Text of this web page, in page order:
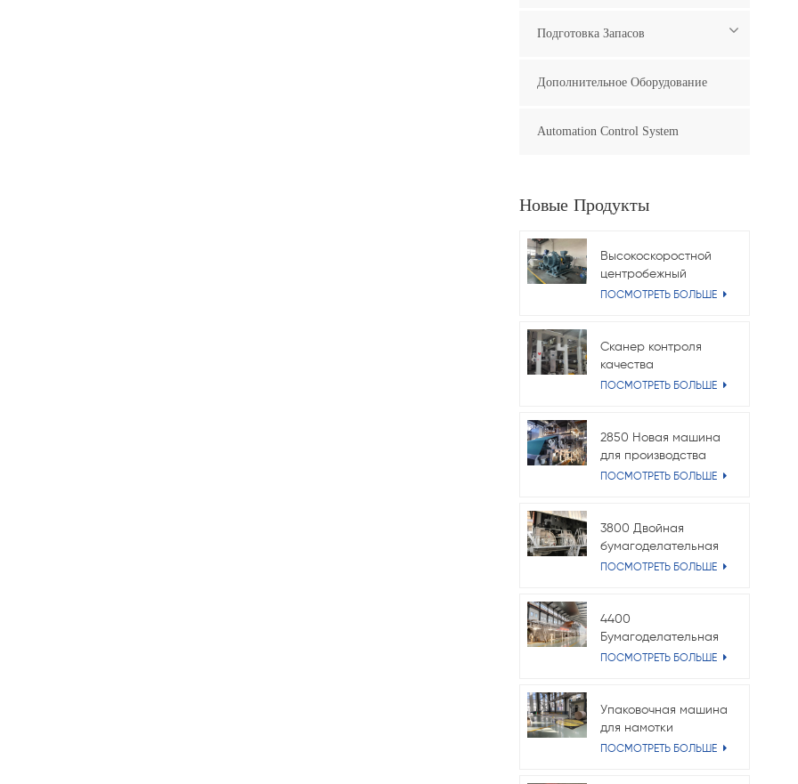
Подготовка Запасов
Дополнительное Оборудование
Automation Control System
Новые Продукты
Высокоскоростной
центробежный
вентилятор
машины
ПОСМОТРЕТЬ БОЛЬШЕ
Сканер контроля
качества
бумагоделательной
веса и влажности
ПОСМОТРЕТЬ БОЛЬШЕ
2850 Новая машина
для производства
папиросной бумаги
ПОСМОТРЕТЬ БОЛЬШЕ
3800 Двойная
бумагоделательная
машина для
ПОСМОТРЕТЬ БОЛЬШЕ
4400
Бумагоделательная
машина для
ПОСМОТРЕТЬ БОЛЬШЕ
Упаковочная машина
для намотки
барабанов
ПОСМОТРЕТЬ БОЛЬШЕ